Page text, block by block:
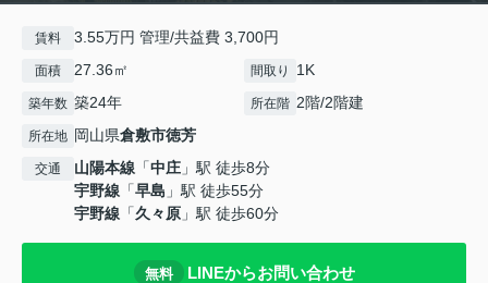
賃料 3.55万円 管理/共益費 3,700円
面積 27.36㎡ 間取り 1K
築年数 築24年 所在階 2階/2階建
所在地 岡山県倉敷市徳芳
交通 山陽本線 「中庄 」駅 徒歩8分
宇野線 「早島 」駅 徒歩55分
宇野線 「久々原 」駅 徒歩60分
無料 LINEからお問い合わせ